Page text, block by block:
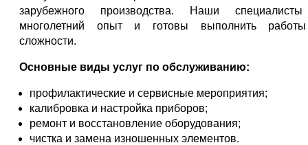
зарубежного производства. Наши
многолетний опыт и готовы выполнить
сложности.
Основные виды услуг по обслуживанию:
профилактические и сервисные мероприятия;
калибровка и настройка приборов;
ремонт и восстановление оборудования;
чистка и замена изношенных элементов.